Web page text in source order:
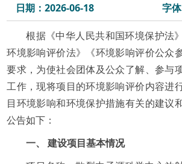
日期：2026-06-18 字体
根据《中华人民共和国环境保护法
环境影响评价法》《环境影响评价公众
要求，为使社会团体及公众了解、参与
工作，现将项目的环境影响评价内容进
目环境影响和环境保护措施有关的建议
公告如下：
一、 建设项目基本情况